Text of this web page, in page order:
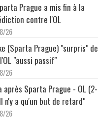
Prague a mis fin à la
contre l'OL
26
(Sparta Prague) "surpris" de
"aussi passif"
26
après Sparta Prague - OL (2-
n'y a qu'un but de retard"
26